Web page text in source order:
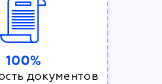
100%
документов